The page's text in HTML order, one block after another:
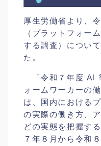
厚生労働省より、
（プラットフォー
する調査）につい
た。
「令和７年度 AI
ォームワーカーの
は、国内における
の実際の働き方、
どの実態を把握す
７年８月から令和